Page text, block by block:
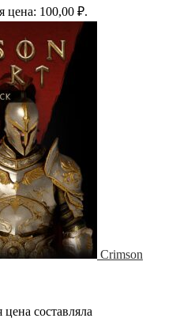
цена: 100,00 ₽.
Crimson
составляла